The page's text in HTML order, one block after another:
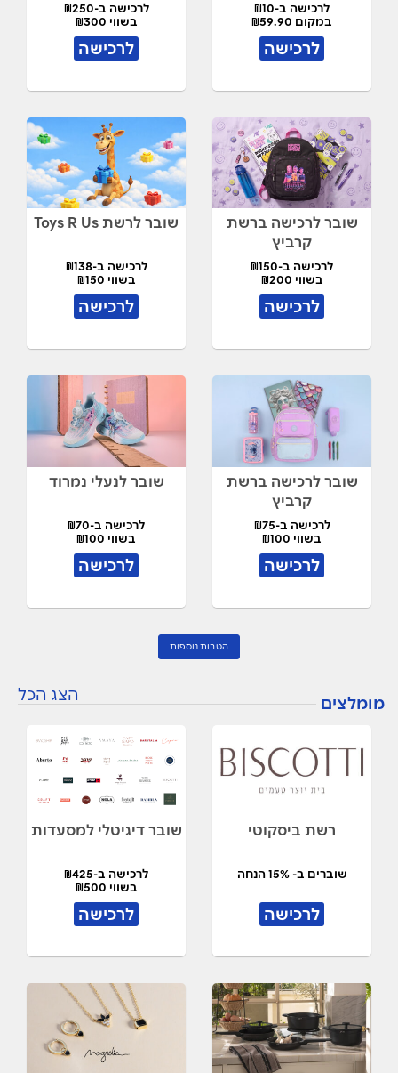
לרכישה ב-₪10
במקום ₪59.90
לרכישה
לרכישה ב-₪250
בשווי ₪300
לרכישה
שובר לרכישה ברשת
קרביץ
לרכישה ב-₪150
בשווי ₪200
לרכישה
שובר לרשת Toys R Us
לרכישה ב-₪138
בשווי ₪150
לרכישה
שובר לרכישה ברשת
קרביץ
לרכישה ב-₪75
בשווי ₪100
לרכישה
שובר לנעלי נמרוד
לרכישה ב-₪70
בשווי ₪100
לרכישה
הטבות נוספות
מומלצים הצג הכל
רשת ביסקוטי
שוברים ב- 15% הנחה
לרכישה
שובר דיגיטלי למסעדות
לרכישה ב-₪425
בשווי ₪500
לרכישה